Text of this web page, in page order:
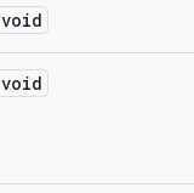
void
void